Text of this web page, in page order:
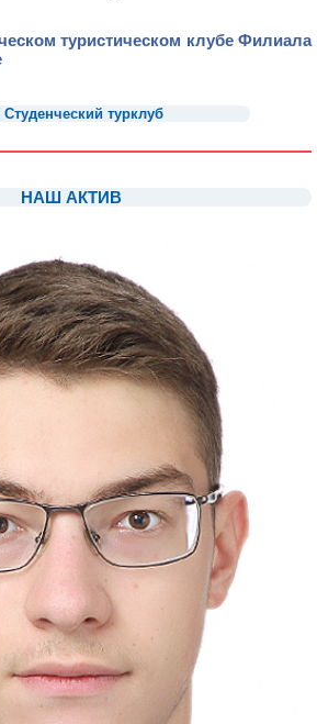
туристическом клубе Филиала
Студенческий турклуб
НАШ АКТИВ